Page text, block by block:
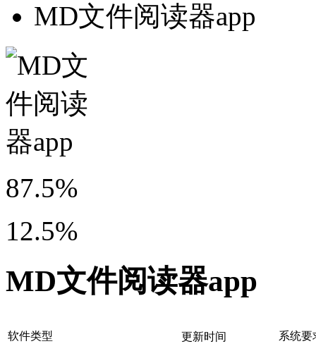
MD文件阅读器app
87.5%
12.5%
MD文件阅读器app
软件类型 更新时间 系统要